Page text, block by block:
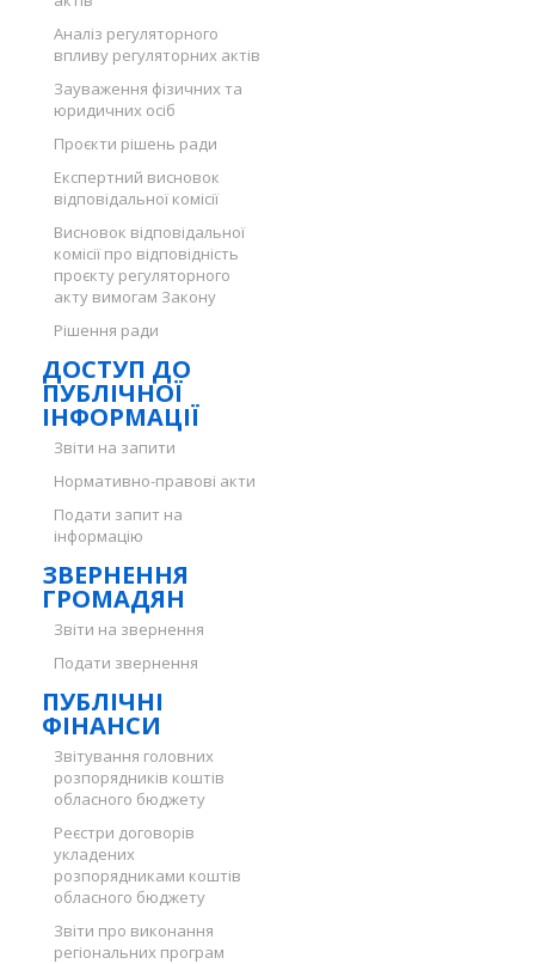
Аналіз регуляторного
впливу регуляторних актів
Зауваження фізичних та
юридичних осіб
Проєкти рішень ради
Експертний висновок
відповідальної комісії
Висновок відповідальної
комісії про відповідність
проєкту регуляторного
акту вимогам Закону
Рішення ради
ДОСТУП ДО
ПУБЛІЧНОЇ
ІНФОРМАЦІЇ
Звіти на запити
Нормативно-правові акти
Подати запит на
інформацію
ЗВЕРНЕННЯ
ГРОМАДЯН
Звіти на звернення
Подати звернення
ПУБЛІЧНІ
ФІНАНСИ
Звітування головних
розпорядників коштів
обласного бюджету
Реєстри договорів
укладених
розпорядниками коштів
обласного бюджету
Звіти про виконання
регіональних програм